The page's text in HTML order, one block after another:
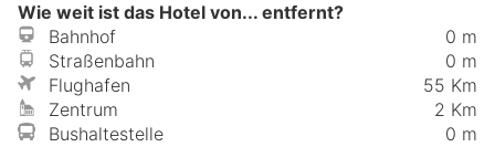
Wie weit ist das Hotel von... entfernt?
Bahnhof
0 m
Straßenbahn
0 m
Flughafen
55 Km
Zentrum
2 Km
Bushaltestelle
0 m